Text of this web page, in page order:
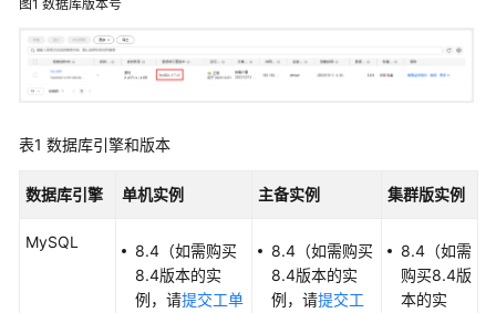
介
绍
解
数
库
图1 数据库版本号
表1 数据库引擎和版本
数据库引擎 单机实例 主备实例 集群版实例
MySQL
8.4（如需购买
8.4版本的实
例，请提交工单
8.4（如需购买
8.4版本的实
例，请提交工
8.4（如需
购买8.4版
本的实